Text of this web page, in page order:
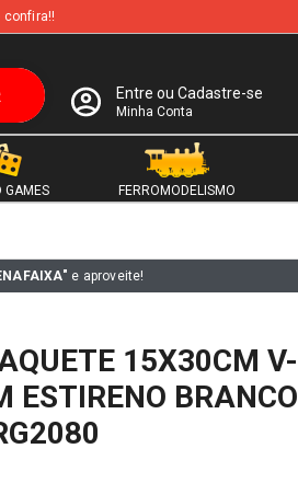
confira!!
Entre ou Cadastre-se
Minha Conta
GAMES FERROMODELISMO
e aproveite!
15X30CM V-
ESTIRENO BRANCO